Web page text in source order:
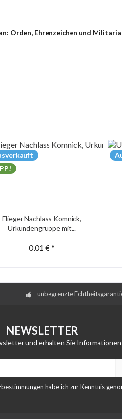
Orden, Ehrenzeichen und
Flieger Nachlass Komnick,
Urkundengruppe mit...
0,01 € *
unbegrenzte
NEWSLETTER
und erhalten Sie
habe ich zur Kenntnis